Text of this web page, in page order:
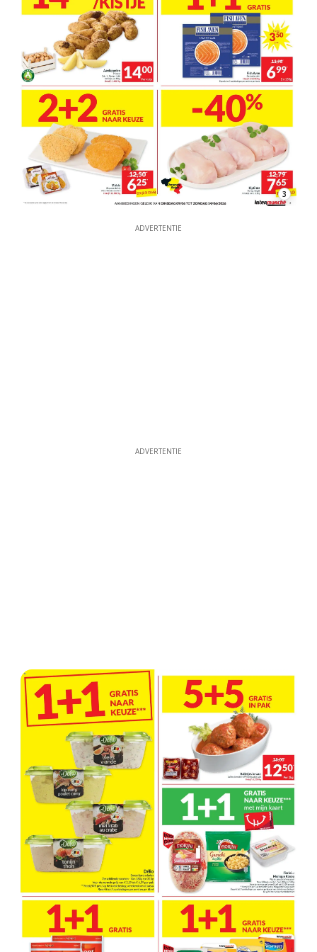
3
ADVERTENTIE
ADVERTENTIE